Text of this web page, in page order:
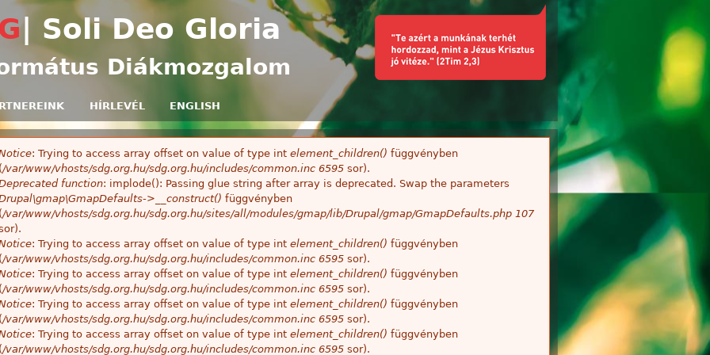
Ugrás a tartalomra
| Soli Deo Gloria
Diákmozgalom
HÍRLEVÉL ENGLISH
: Trying to access array offset on value of type int element_children() függvényben
(/var/www/vhosts/sdg.org.hu/sdg.org.hu/includes/common.inc 6595 sor).
function: implode(): Passing glue string after array is deprecated. Swap the parameters
>__construct() függvényben
(/var/www/vhosts/sdg.org.hu/sdg.org.hu/sites/all/modules/gmap/lib/Drupal/gmap/GmapDefaults.php 107
: Trying to access array offset on value of type int element_children() függvényben
(/var/www/vhosts/sdg.org.hu/sdg.org.hu/includes/common.inc 6595 sor).
: Trying to access array offset on value of type int element_children() függvényben
(/var/www/vhosts/sdg.org.hu/sdg.org.hu/includes/common.inc 6595 sor).
: Trying to access array offset on value of type int element_children() függvényben
(/var/www/vhosts/sdg.org.hu/sdg.org.hu/includes/common.inc 6595 sor).
: Trying to access array offset on value of type int element_children() függvényben
(/var/www/vhosts/sdg.org.hu/sdg.org.hu/includes/common.inc 6595 sor).